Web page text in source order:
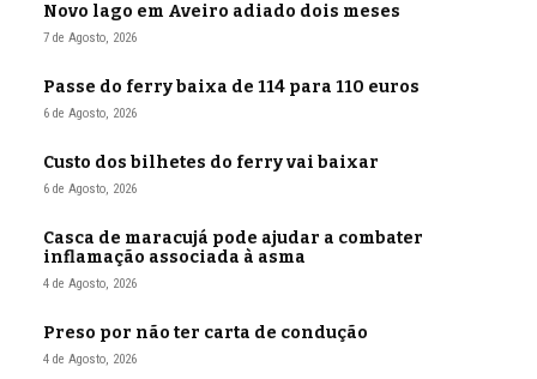
Novo lago em Aveiro adiado dois meses
7 de Agosto, 2026
Passe do ferry baixa de 114 para 110 euros
6 de Agosto, 2026
Custo dos bilhetes do ferry vai baixar
6 de Agosto, 2026
Casca de maracujá pode ajudar a combater
inflamação associada à asma
4 de Agosto, 2026
Preso por não ter carta de condução
4 de Agosto, 2026